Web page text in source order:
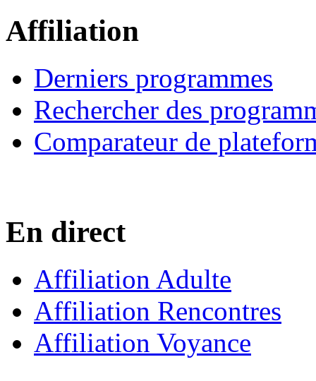
Affiliation
Derniers programmes
Rechercher des
Comparateur de
En direct
Affiliation Adulte
Affiliation Rencontres
Affiliation Voyance